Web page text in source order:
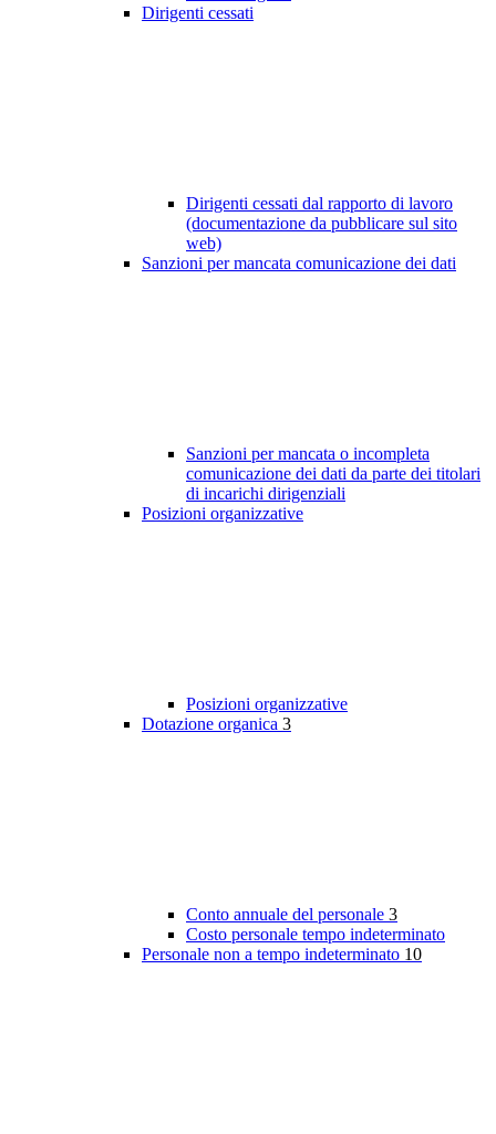
Dirigenti cessati
Dirigenti cessati dal rapporto di lavoro
(documentazione da pubblicare sul sito
web)
Sanzioni per mancata comunicazione dei dati
Sanzioni per mancata o incompleta
comunicazione dei dati da parte dei titolari
di incarichi dirigenziali
Posizioni organizzative
Posizioni organizzative
Dotazione organica 3
Conto annuale del personale 3
Costo personale tempo indeterminato
Personale non a tempo indeterminato 10